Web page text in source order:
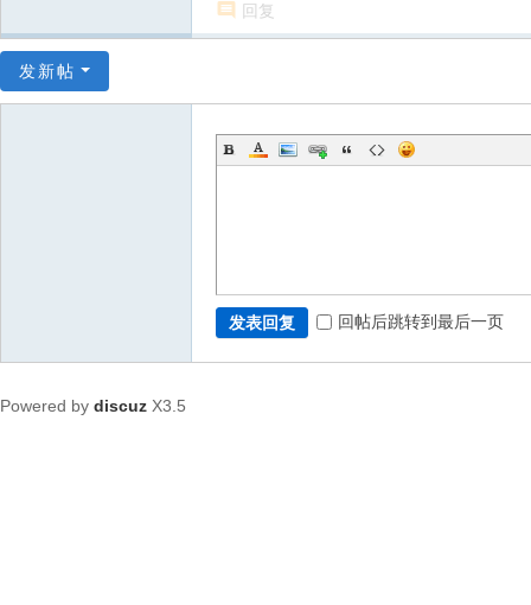
回复
发新帖
发表回复 回帖后跳转到最后一页
Powered by discuz X3.5